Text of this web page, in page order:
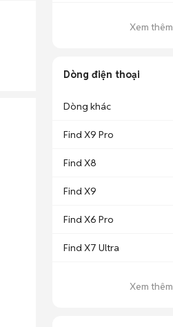
Xem thêm
Dòng điện thoại
Dòng khác
Find X9 Pro
Find X8
Find X9
Find X6 Pro
Find X7 Ultra
Xem thêm